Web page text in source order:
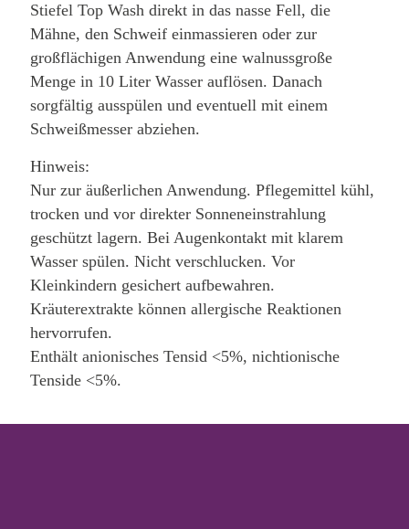
Stiefel Top Wash direkt in das nasse Fell, die
Mähne, den Schweif einmassieren oder zur
großflächigen Anwendung eine walnussgroße
Menge in 10 Liter Wasser auflösen. Danach
sorgfältig ausspülen und eventuell mit einem
Schweißmesser abziehen.
Hinweis:
Nur zur äußerlichen Anwendung. Pflegemittel kühl,
trocken und vor direkter Sonneneinstrahlung
geschützt lagern. Bei Augenkontakt mit klarem
Wasser spülen. Nicht verschlucken. Vor
Kleinkindern gesichert aufbewahren.
Kräuterextrakte können allergische Reaktionen
hervorrufen.
Enthält anionisches Tensid <5%, nichtionische
Tenside <5%.